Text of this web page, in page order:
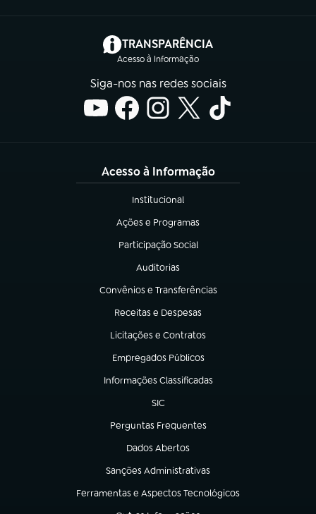
TRANSPARÊNCIA
Acesso à Informação
(abre em nova aba)
Siga-nos nas redes sociais
Acesso à Informação
Institucional
(abre em nova aba)
Ações e Programas
(abre em nova aba)
Participação Social
(abre em nova aba)
Auditorias
(abre em nova aba)
Convênios e Transferências
(abre em nova aba)
Receitas e Despesas
(abre em nova aba)
Licitações e Contratos
(abre em nova aba)
Empregados Públicos
(abre em nova aba)
Informações Classificadas
(abre em nova aba)
SIC
(abre em nova aba)
Perguntas Frequentes
(abre em nova aba)
Dados Abertos
(abre em nova aba)
Sanções Administrativas
(abre em nova aba)
Ferramentas e Aspectos Tecnológicos
(abre em nova aba)